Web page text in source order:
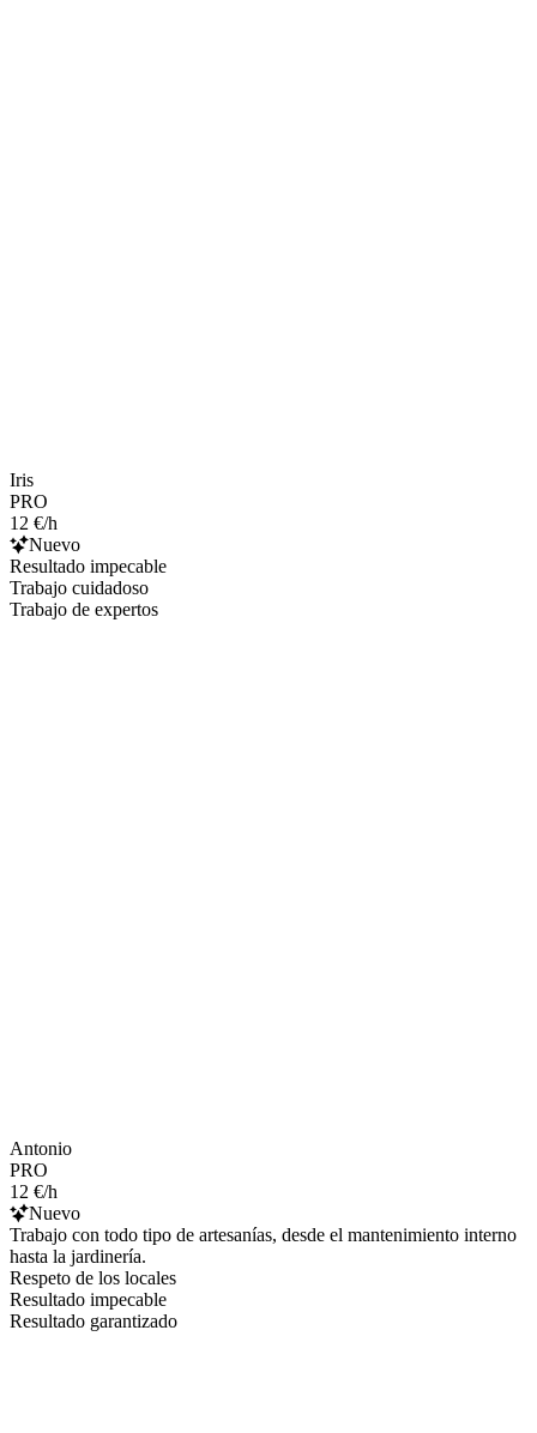
Iris
PRO
12 €/h
Nuevo
Resultado impecable
Trabajo cuidadoso
Trabajo de expertos
Antonio
PRO
12 €/h
Nuevo
Trabajo con todo tipo de artesanías, desde el mantenimiento interno
hasta la jardinería.
Respeto de los locales
Resultado impecable
Resultado garantizado